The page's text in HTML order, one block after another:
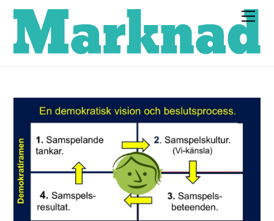
Skip
content